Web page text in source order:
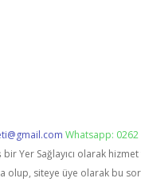
Whatsapp: 0262
bir Yer Sağlayıcı olarak
siteye üye olarak bu